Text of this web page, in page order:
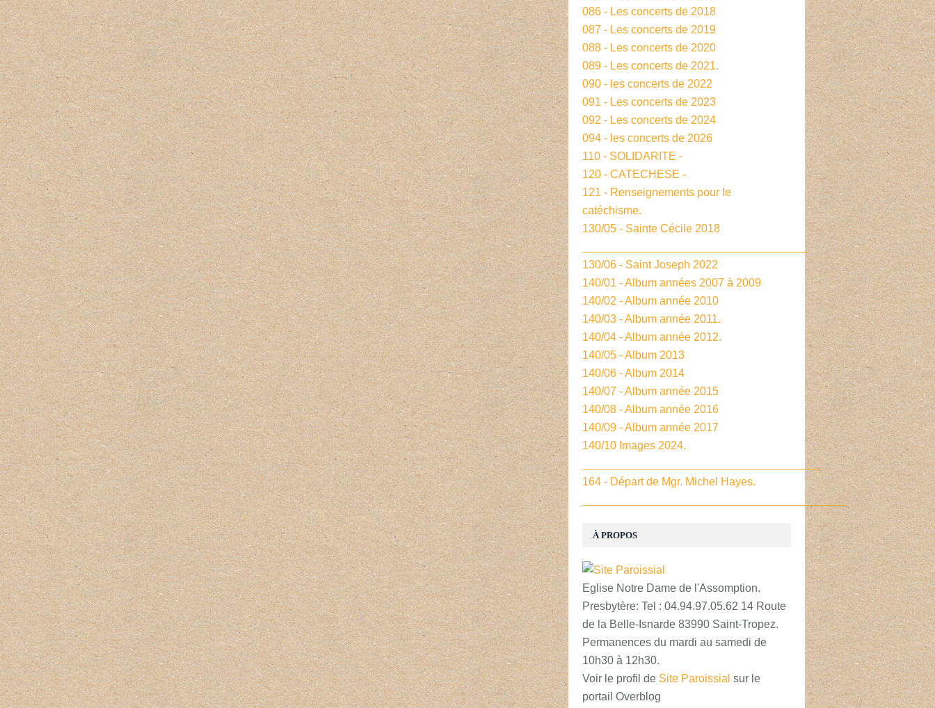
À PROPOS
Eglise Notre Dame de l'Assomption.
Presbytère: Tel : 04.94.97.05.62 14 Route
de la Belle-Isnarde 83990 Saint-Tropez.
Permanences du mardi au samedi de
10h30 à 12h30.
Voir le profil de Site Paroissial sur le
portail Overblog
086 - Les concerts de 2018
087 - Les concerts de 2019
088 - Les concerts de 2020
089 - Les concerts de 2021.
090 - les concerts de 2022
091 - Les concerts de 2023
092 - Les concerts de 2024
094 - les concerts de 2026
110 - SOLIDARITE -
120 - CATECHESE -
121 - Renseignements pour le
catéchisme.
130/05 - Sainte Cécile 2018
____________________________________
130/06 - Saint Joseph 2022
140/01 - Album années 2007 à 2009
140/02 - Album année 2010
140/03 - Album année 2011.
140/04 - Album année 2012.
140/05 - Album 2013
140/06 - Album 2014
140/07 - Album année 2015
140/08 - Album année 2016
140/09 - Album année 2017
140/10 Images 2024.
______________________________________
164 - Départ de Mgr. Michel Hayes.
__________________________________________